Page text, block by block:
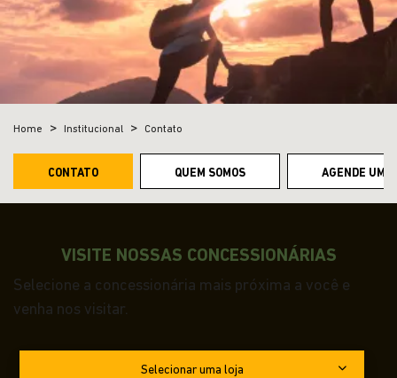
Home Institucional Contato
QUEM SOMOS
CONTATO AGENDE UM
VISITE NOSSAS CONCESSIONÁRIAS
Selecione a concessionária mais próxima a você e
venha nos visitar.
Selecionar uma loja